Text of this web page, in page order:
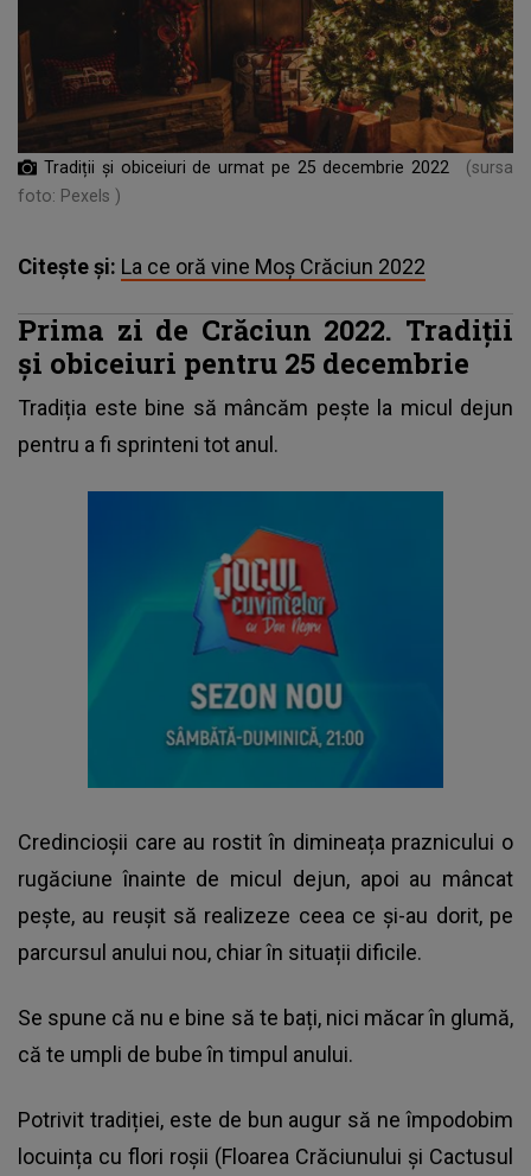
Tradiții și obiceiuri de urmat pe 25 decembrie 2022
(sursa
foto: Pexels )
Citește și: La ce oră vine Moș Crăciun 2022
Prima zi de Crăciun 2022. Tradiții
și obiceiuri pentru 25 decembrie
Tradiția este bine să mâncăm pește la micul dejun
pentru a fi sprinteni tot anul.
Credincioșii care au rostit în dimineața praznicului o
rugăciune înainte de micul dejun, apoi au mâncat
pește, au reușit să realizeze ceea ce și-au dorit, pe
parcursul anului nou, chiar în situații dificile.
Se spune că nu e bine să te bați, nici măcar în glumă,
că te umpli de bube în timpul anului.
Potrivit tradiției, este de bun augur să ne împodobim
locuința cu flori roșii (Floarea Crăciunului și Cactusul